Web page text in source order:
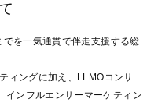
を一気通貫で伴走支援する総
ィングに加え、LLMOコンサ
インフルエンサーマーケティン